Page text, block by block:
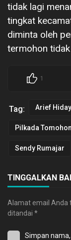
tidak lagi
tingkat
diminta oleh
termohon tidak
1
Tag: Arief
Pilkada Tomohon
Sendy Rumajar
TINGGALKAN
Alamat email Anda
ditandai *
Simpan